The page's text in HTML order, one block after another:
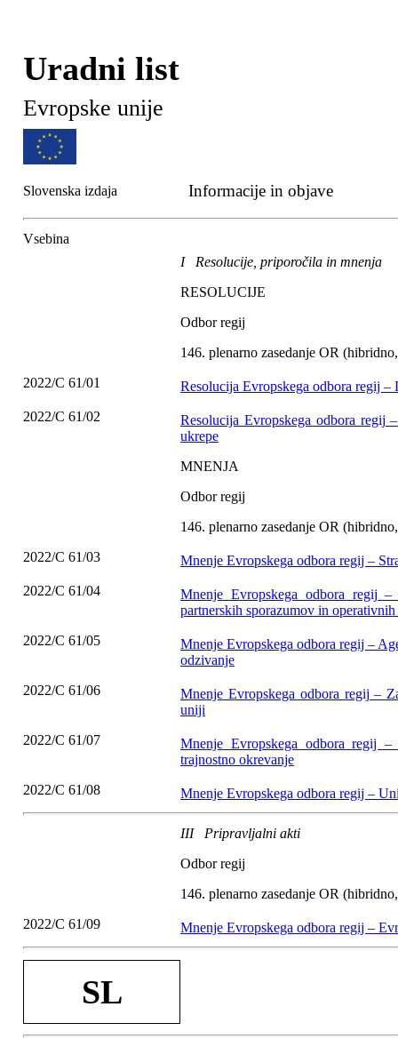
Uradni list
Evropske unije
Slovenska izdaja Informacije in objave
Vsebina
I Resolucije, priporočila in mnenja
RESOLUCIJE
Odbor regij
146. plenarno zasedanje OR
2022/C 61/01
Resolucija Evropskega odbora regij
2022/C 61/02
Resolucija Evropskega odbora regij
ukrepe
MNENJA
Odbor regij
146. plenarno zasedanje OR
2022/C 61/03
Mnenje Evropskega odbora regij –
2022/C 61/04
Mnenje Evropskega odbora regij
partnerskih sporazumov in
2022/C 61/05
Mnenje Evropskega odbora regij –
odzivanje
2022/C 61/06
Mnenje Evropskega odbora regij –
uniji
2022/C 61/07
Mnenje Evropskega odbora regij
trajnostno okrevanje
2022/C 61/08
Mnenje Evropskega odbora regij –
III Pripravljalni akti
Odbor regij
146. plenarno zasedanje OR
2022/C 61/09
Mnenje Evropskega odbora regij –
SL